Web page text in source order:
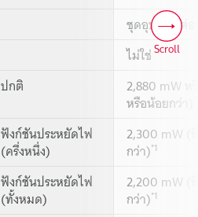
ชุดอุปกรณ์ต่อ
ไม่ใช่
ปกติ 2,880 mW ห
หรือน้อยกว่า)
ฟังก์ชันประหยัดไฟ
(ครึ่งหนึ่ง)
2,300 mW (
กว่า)*1
ฟังก์ชันประหยัดไฟ
(ทั้งหมด)
2,200 mW (
กว่า)*1
Scroll